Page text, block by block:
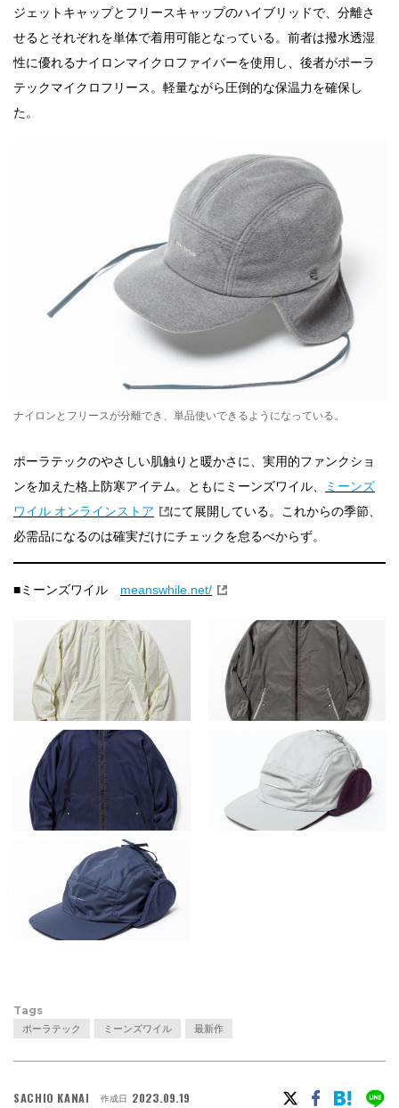
ジェットキャップとフリースキャップのハイブリッドで、分離さ
せるとそれぞれを単体で着用可能となっている。前者は撥水透湿
性に優れるナイロンマイクロファイバーを使用し、後者がポーラ
テックマイクロフリース。軽量ながら圧倒的な保温力を確保し
た。
ナイロンとフリースが分離でき、単品使いできるようになっている。
ポーラテックのやさしい肌触りと暖かさに、実用的ファンクショ
ンを加えた格上防寒アイテム。ともにミーンズワイル、
ミーンズ
ワイル オンラインストア
にて展開している。これからの季節、
必需品になるのは確実だけにチェックを怠るべからず。
■ミーンズワイル meanswhile.net/
Tags
ポーラテック ミーンズワイル 最新作
SACHIO KANAI 作成日 2023.09.19